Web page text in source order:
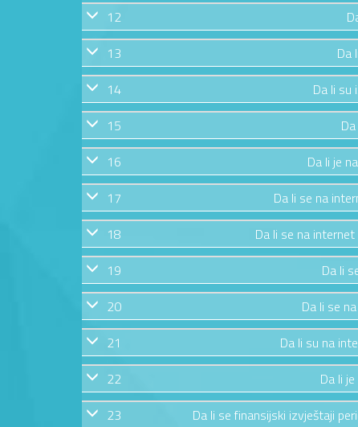
12
13
Da
14
Da li su
15
16
Da li je
17
Da li se na
18
Da li se na
19
Da li
20
Da li se
21
Da li su na
22
Da li
23
Da li se finansijski izvještaji